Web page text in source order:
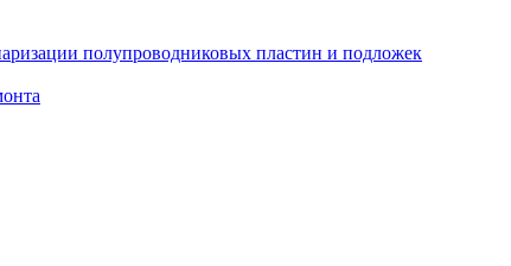
полупроводниковых пластин и подложек